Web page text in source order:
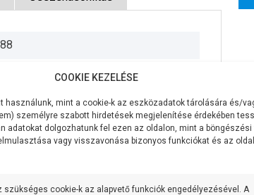
óra
COOKIE KEZELÉSE
használunk, mint a cookie-k az eszközadatok tárolására és/
személyre szabott hirdetések megjelenítése érdekében
adatokat dolgozhatunk fel ezen az oldalon, mint a
vagy visszavonása bizonyos funkciókat és az
cookie-k az alapvető funkciók engedélyezésével. A